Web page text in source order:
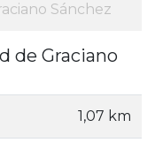
Sánchez
de Graciano
1,07 km